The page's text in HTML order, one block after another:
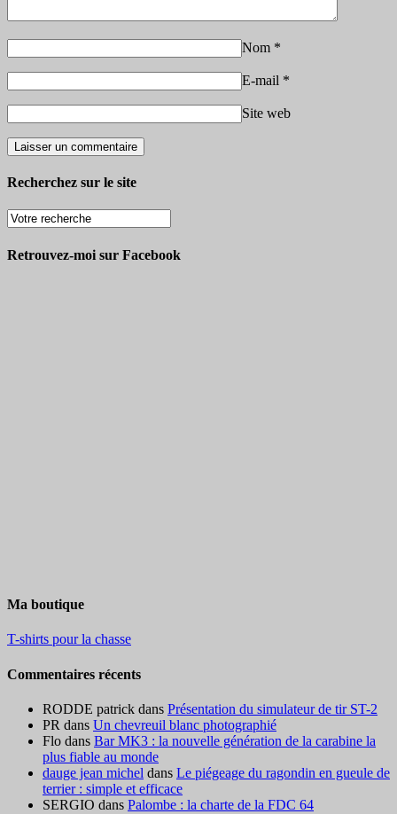
Nom *
E-mail *
Site web
Recherchez sur le site
Retrouvez-moi sur Facebook
Ma boutique
T-shirts pour la chasse
Commentaires récents
RODDE patrick dans Présentation du simulateur de tir ST-2
PR dans Un chevreuil blanc photographié
Flo dans Bar MK3 : la nouvelle génération de la carabine la
plus fiable au monde
dauge jean michel dans Le piégeage du ragondin en gueule de
terrier : simple et efficace
SERGIO dans Palombe : la charte de la FDC 64